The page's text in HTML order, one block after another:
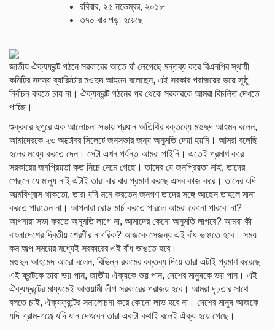
রবিবার, ২৫ নভেম্বর, ২০১৮
৩৭০ বার পড়া হয়েছে
জাতীয় ঐক্যফ্রন্ট গঠনে সরকারের আতে ঘাঁ লেগেছে মন্তব্য করে বিএনপির স্থায়ী
কমিটির সদস্য ব্যারিস্টার মওদুদ আহমদ বলেছেন, এই সরকার পরাজয়ের ভয়ে সুষ্ঠু
নির্বাচন করতে চায় না। ঐক্যফ্রন্ট গঠনের পর থেকে সরকারকে আমরা বিচলিত দেখতে
পাচ্ছি।
শুক্রবার দুপুরে এক আলোচনা সভায় প্রধান অতিথির বক্তব্যে মওদুদ আহমদ বলেন,
আমাদেরকে ২৩ অক্টোবর সিলেটে জনসভার জন্য অনুমতি দেয়া হয়নি। আমরা বলেছি
হলের মধ্যে করতে দেন। সেটা এখন পর্যন্ত আমরা পাইনি। এতেই প্রমাণ করে
সরকারের জনপ্রিয়তা কত নিচে নেমে গেছে। তাদের যে জনপ্রিয়তা নাই, তাদের
পেছনে যে মানুষ নাই এটাই তারা বার বার প্রমাণ করছে এসব কাজ করে। তাদের যদি
আত্মবিশ্বাস থাকতো, তারা যদি মনে করতেন জনগণ তাদের সঙ্গে আছেন তাহলে মানা
করতে পারতেন না। আপনারা রোড মার্চ করতে পারলে আমরা কেনো পারবো না?
আপনারা সভা করতে অনুমতি লাগে না, আমাদের কেনো অনুমতি লাগবে? আমরা কী
বাংলাদেশের দ্বিতীয় শ্রেণীর নাগরিক? আজকে সেজন্য এই বাঁধ ভাঙতে হবে। সময়
কম অল্প সময়ের মধ্যেই সরকারের এই বাঁধ ভাঙতে হবে।
মওদুদ আহমেদ আরো বলেন, বিভিন্ন রকমের বক্তব্য দিয়ে তারা এটাই প্রমাণ করেছে
এই ফ্রন্টকে তারা ভয় পান, জাতীয় ঐক্যকে ভয় পান, দেশের মানুষকে ভয় পান। এই
ঐক্যফ্রন্টের মাধ্যমেই আওয়ামী লীগ সরকারের পরাজয় হবে। আমরা দৃঢ়তার সাথে
বলতে চাই, ঐক্যফ্রন্টের সমালোচনা করে কোনো লাভ হবে না। দেশের মানুষ আজকে
যদি গ্রাম-গঞ্জে যদি যান দেখবেন তারা একটা কথাই বলেই ঐক্য হয়ে গেছে।